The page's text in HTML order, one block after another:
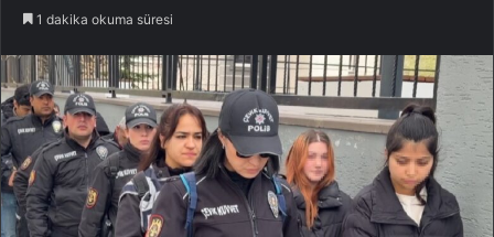
1 dakika okuma süresi